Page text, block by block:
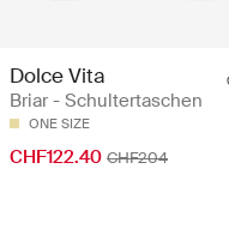
Dolce Vita
Briar - Schultertaschen
ONE SIZE
CHF122.40 CHF204